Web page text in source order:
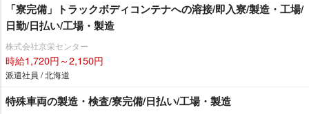
「寮完備」トラックボディコンテナへの溶接/即入寮/製造・工場/
日勤/日払い/工場・製造
株式会社京栄センター
時給1,720円～2,150円
派遣社員 / 北海道
特殊車両の製造・検査/寮完備/日払い/工場・製造